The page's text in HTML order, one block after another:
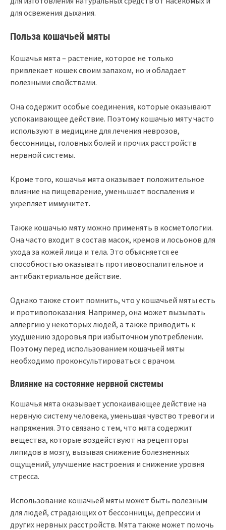
для освежения дыхания.
Польза кошачьей мяты
Кошачья мята – растение, которое не только
привлекает кошек своим запахом, но и обладает
полезными свойствами.
Она содержит особые соединения, которые оказывают
успокаивающее действие. Поэтому кошачью мяту часто
используют в медицине для лечения неврозов,
бессонницы, головных болей и прочих расстройств
нервной системы.
Кроме того, кошачья мята оказывает положительное
влияние на пищеварение, уменьшает воспаления и
укрепляет иммунитет.
Также кошачью мяту можно применять в косметологии.
Она часто входит в состав масок, кремов и лосьонов для
ухода за кожей лица и тела. Это объясняется ее
способностью оказывать противовоспалительное и
антибактериальное действие.
Однако также стоит помнить, что у кошачьей мяты есть
и противопоказания. Например, она может вызывать
аллергию у некоторых людей, а также приводить к
ухудшению здоровья при избыточном употреблении.
Поэтому перед использованием кошачьей мяты
необходимо проконсультироваться с врачом.
Влияние на состояние нервной системы
Кошачья мята оказывает успокаивающее действие на
нервную систему человека, уменьшая чувство тревоги и
напряжения. Это связано с тем, что мята содержит
вещества, которые воздействуют на рецепторы
липидов в мозгу, вызывая снижение болезненных
ощущений, улучшение настроения и снижение уровня
стресса.
Использование кошачьей мяты может быть полезным
для людей, страдающих от бессонницы, депрессии и
других нервных расстройств. Мята также может помочь